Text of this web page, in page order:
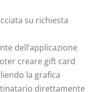
su richiesta
dell’applicazione
creare gift card
la grafica
direttamente